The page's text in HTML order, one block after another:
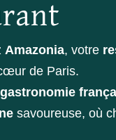
Amazonia, votre
de Paris.
gastronomie
savoureuse, où